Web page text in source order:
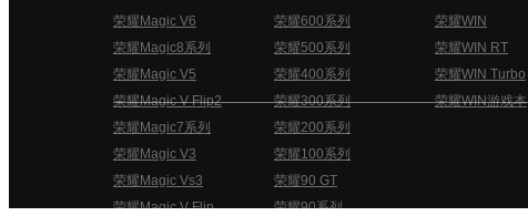
荣耀Magic V6
荣耀Magic8系列
荣耀Magic V5
荣耀Magic V Flip2
荣耀Magic7系列
荣耀Magic V3
荣耀Magic Vs3
荣耀Magic V Flip
荣耀600系列
荣耀500系列
荣耀400系列
荣耀300系列
荣耀200系列
荣耀100系列
荣耀90 GT
荣耀90系列
荣耀WIN
荣耀WIN RT
荣耀WIN Turbo
荣耀WIN游戏本